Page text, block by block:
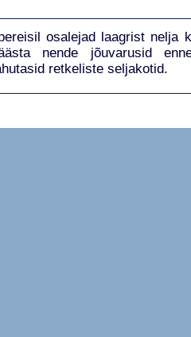
osalejad laagrist nelja
nende jõuvarusid
retkeliste seljakotid.